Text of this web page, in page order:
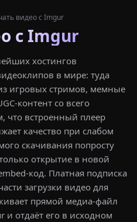
видео с Imgur
с Imgur
хостингов
в мире: туда
игровых стримов, мемные
контент со всего
что встроенный плеер
качество при слабом
скачивания попросту
открытие в новой
код. Платная подписка
загрузки видео для
прямой медиа-файл
и отдаёт его в исходном